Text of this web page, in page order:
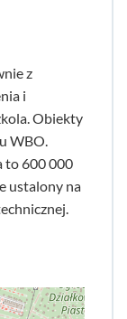
z
i
Obiekty
WBO.
to 600 000
ustalony na